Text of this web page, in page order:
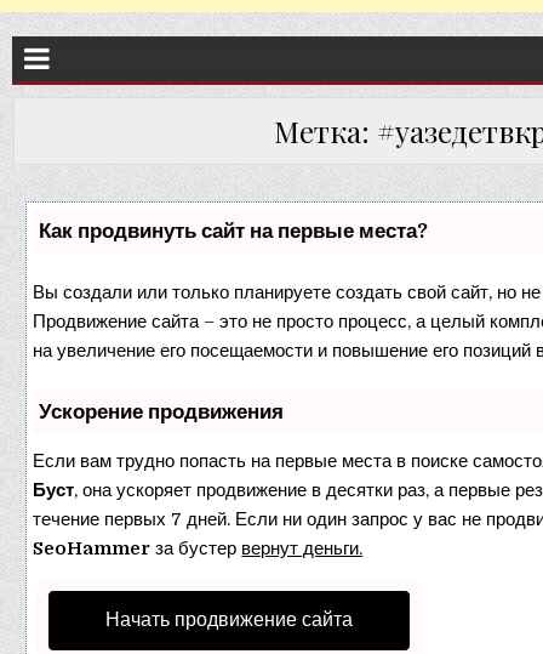
Метка:
Как продвинуть сайт на первые места?
Вы создали или только планируете создать свой сайт, но не
Продвижение сайта – это не просто процесс, а целый
на увеличение его посещаемости и повышение его позиций
Ускорение продвижения
Если вам трудно попасть на первые места в поиске
Буст, она ускоряет продвижение в десятки раз, а первые
течение первых 7 дней. Если ни один запрос у вас не
SeoHammer за бустер вернут деньги.
Начать продвижение сайта